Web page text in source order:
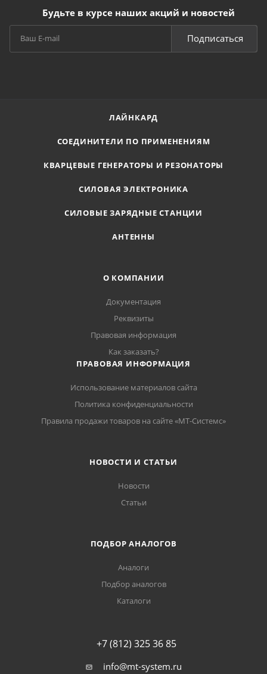
Будьте в курсе наших акций и новостей
Подписаться
ЛАЙНКАРД
СОЕДИНИТЕЛИ ПО ПРИМЕНЕНИЯМ
КВАРЦЕВЫЕ ГЕНЕРАТОРЫ И РЕЗОНАТОРЫ
СИЛОВАЯ ЭЛЕКТРОНИКА
СИЛОВЫЕ ЗАРЯДНЫЕ СТАНЦИИ
АНТЕННЫ
О КОМПАНИИ
Документация
Реквизиты
Правовая информация
Как заказать?
ПРАВОВАЯ ИНФОРМАЦИЯ
Использование материалов сайта
Политика конфиденциальности
Правила продажи товаров на сайте «МТ-Системс»
НОВОСТИ И СТАТЬИ
Новости
Статьи
ПОДБОР АНАЛОГОВ
Аналоги
Подбор аналогов
Каталоги
+7 (812) 325 36 85
info@mt-system.ru